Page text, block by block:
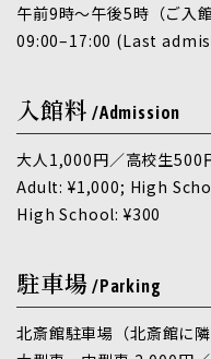
午前9時～午後5時（ご入
09:00–17:00 (Last
入館料 /Admission
大人1,000円／高校生500
Adult: ¥1,000; High
High School: ¥300
駐車場 /Parking
北斎館駐車場（北斎館に隣